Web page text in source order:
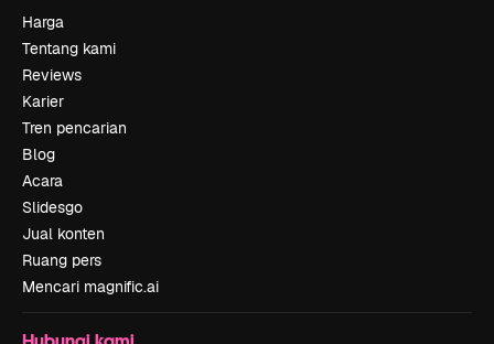
Harga
Tentang kami
Reviews
Karier
Tren pencarian
Blog
Acara
Slidesgo
Jual konten
Ruang pers
Mencari magnific.ai